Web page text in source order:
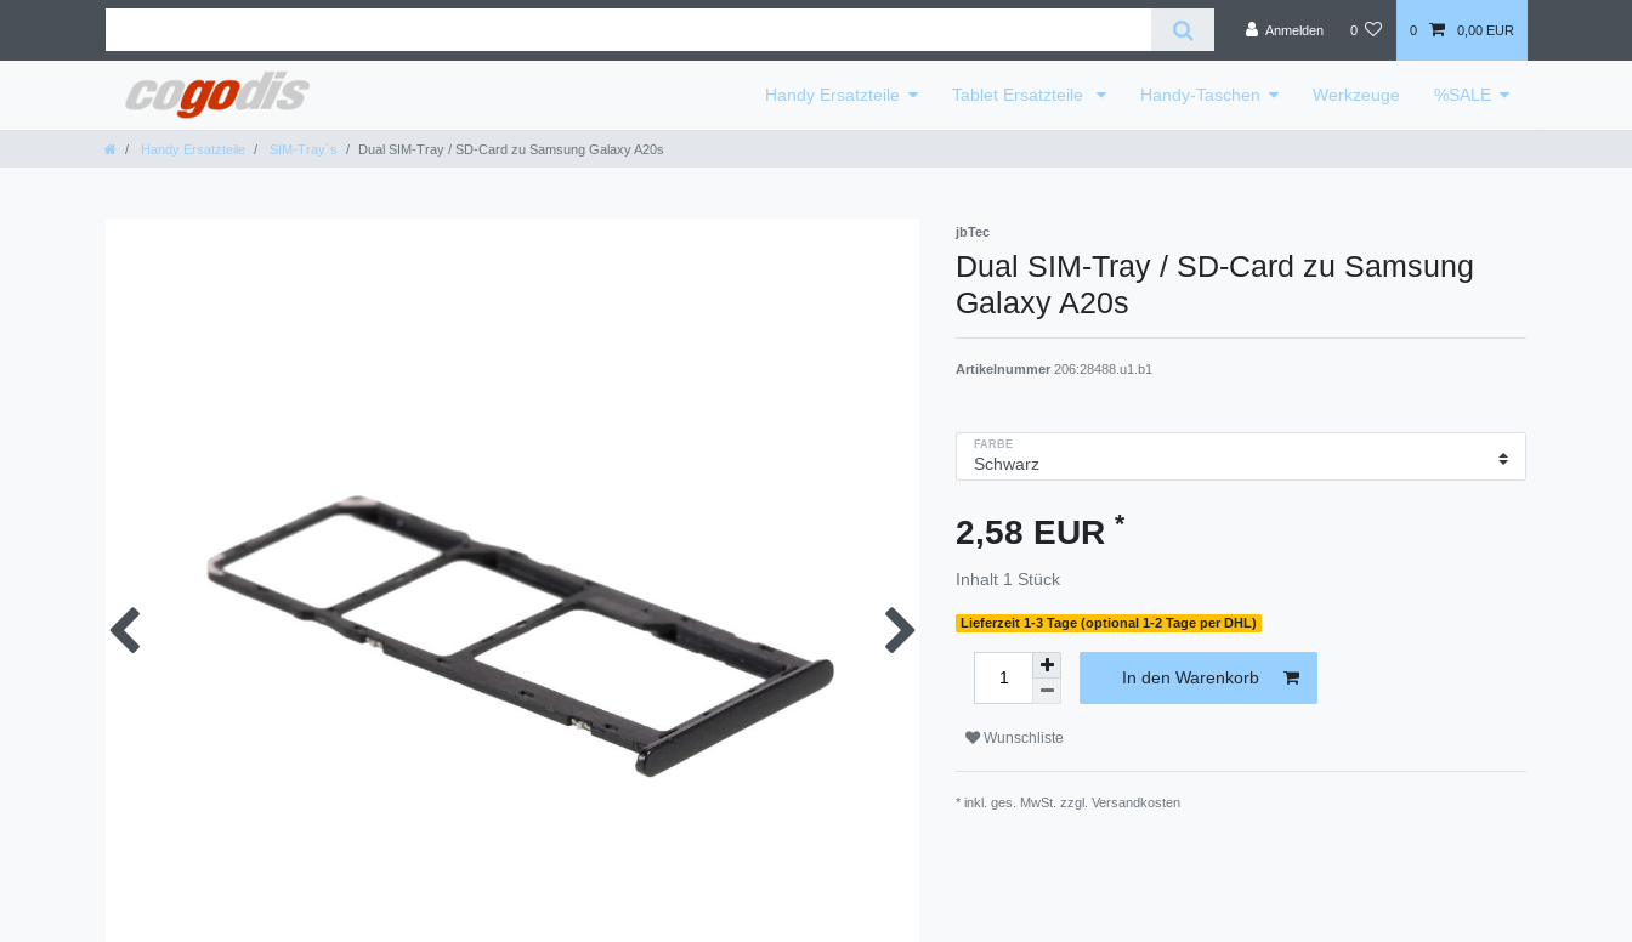
Anmelden 0 0 0,00 EUR
Handy Ersatzteile Tablet Ersatzteile Handy-Taschen Werkzeuge %SALE
Handy Ersatzteile SIM-Tray´s Dual SIM-Tray / SD-Card zu Samsung Galaxy A20s
jbTec
Dual SIM-Tray / SD-Card zu Samsung
Galaxy A20s
Artikelnummer 206:28488.u1.b1
FARBE
2,58 EUR *
Inhalt 1 Stück
Lieferzeit 1-3 Tage (optional 1-2 Tage per DHL)
In den Warenkorb
Wunschliste
* inkl. ges. MwSt. zzgl. Versandkosten